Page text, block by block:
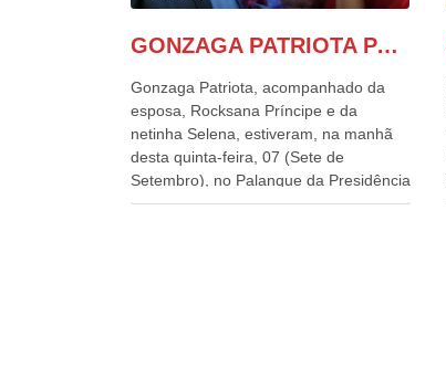
GONZAGA PATRIOTA PARTICIPA DO DESFILE DA INDEPENDÊNCIA NO PALANQUE DA PRESIDÊNCIA DA REPÚBLICA E É ABRAÇADO POR LULA E POR GERALDO ALCKMIN.
Gonzaga Patriota, acompanhado da
esposa, Rocksana Príncipe e da
netinha Selena, estiveram, na manhã
desta quinta-feira, 07 (Sete de
Setembro), no Palanque da Presidência
da República, onde foram abraçados